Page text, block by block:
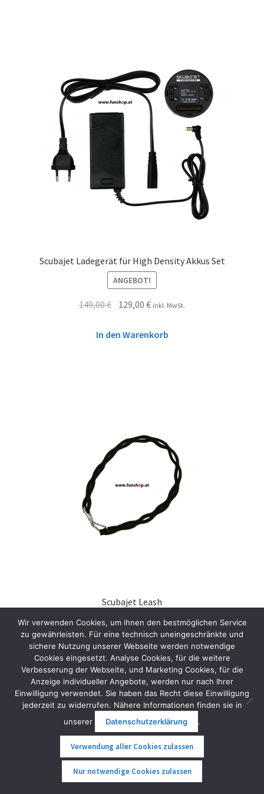
Scubajet Ladegerät für High Density Akkus Set
ANGEBOT!
149,00€ 129,00€ inkl. MwSt.
In den Warenkorb
Scubajet Leash
39,00 € inkl. MwSt.
In den Warenkorb
Wir verwenden Cookies, um ihnen den bestmöglichen Service
zu gewährleisten. Für eine technisch uneingeschränkte und
sichere Nutzung unserer Webseite werden notwendige
Cookies eingesetzt. Analyse Cookies, für die weitere
Verbesserung der Webseite, und Marketing Cookies, für die
Anzeige individueller Angebote, werden nur nach Ihrer
Einwilligung verwendet. Sie haben das Recht diese Einwilligung
jederzeit zu widerrufen. Nähere Informationen finden sie in
unserer
Datenschutzerklärung .
Verwendung aller Cookies zulassen
Nur notwendige Cookies zulassen